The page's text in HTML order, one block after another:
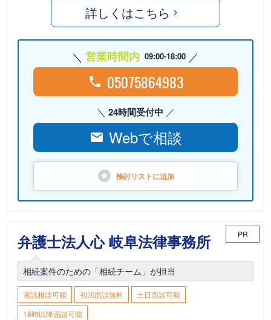
詳しくはこちら
営業時間内 09:00-18:00
05075864983
24時間受付中
Webで相談
検討リストに追加
弁護士法人心 岐阜法律事務所 PR
相続案件のための「相続チーム」が担当
電話相談可能 初回面談無料
土日面談可能
18時以降面談可能